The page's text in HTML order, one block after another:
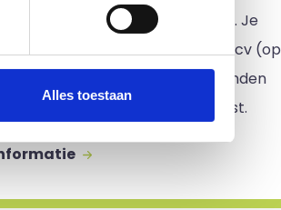
Alles toestaan
je in door jouw cv te uploaden. Je
24 uur een reactie op jouw cv (op
Er zijn
verbonden
en je zit nergens aan vast.